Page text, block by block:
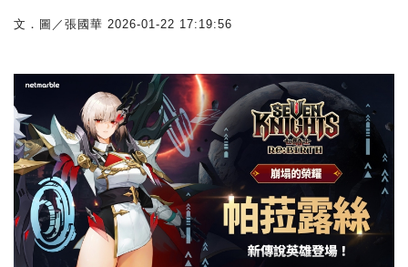
文．圖／張國華 2026-01-22 17:19:56